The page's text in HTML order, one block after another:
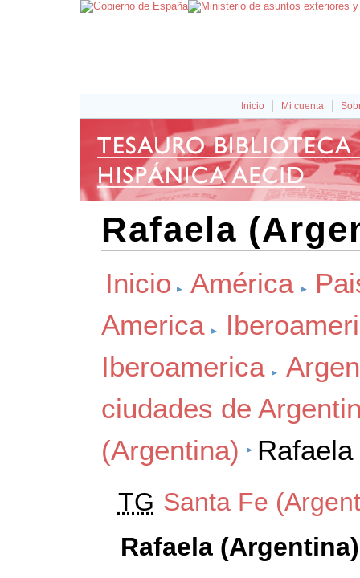
Inicio Mi cuenta
Rafaela
Inicio América
America
Iberoamerica
ciudades de
(Argentina)
TG Santa Fe
Rafaela (Argentina)